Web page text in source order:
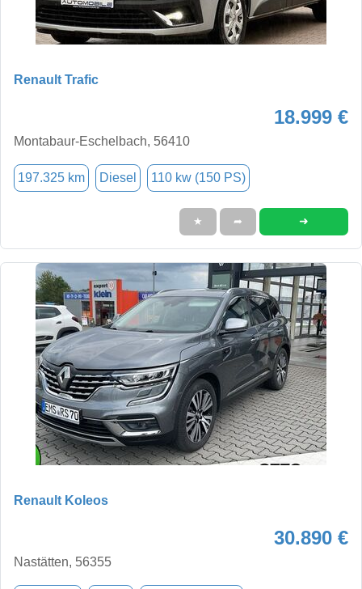
Renault Trafic
18.999 €
Montabaur-Eschelbach, 56410
197.325 km Diesel 110 kw (150 PS)
★ ➦ ➜
Renault Koleos
30.890 €
Nastätten, 56355